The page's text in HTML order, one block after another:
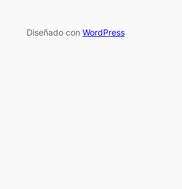
Diseñado con WordPress